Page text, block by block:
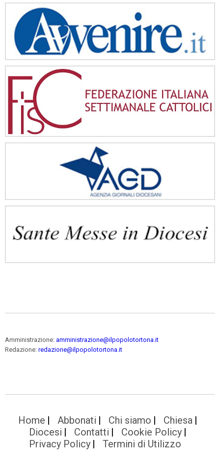
Amministrazione: amministrazione@ilpopolotortona.it
Redazione: redazione@ilpopolotortona.it
Home Abbonati Chi siamo
Chiesa
Diocesi
Contatti
Cookie Policy
Privacy Policy
Termini di Utilizzo